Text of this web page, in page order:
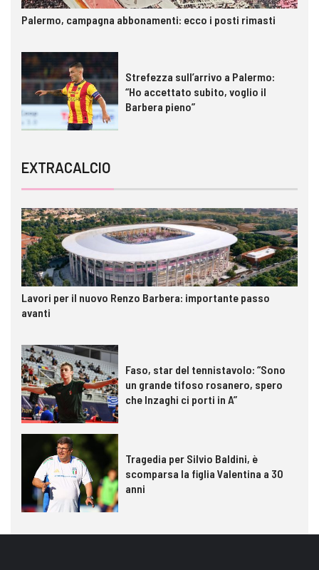
Palermo, campagna abbonamenti: ecco i posti rimasti
Strefezza sull’arrivo a Palermo:
“Ho accettato subito, voglio il
Barbera pieno”
EXTRACALCIO
Lavori per il nuovo Renzo Barbera: importante passo
avanti
Faso, star del tennistavolo: “Sono
un grande tifoso rosanero, spero
che Inzaghi ci porti in A”
Tragedia per Silvio Baldini, è
scomparsa la figlia Valentina a 30
anni